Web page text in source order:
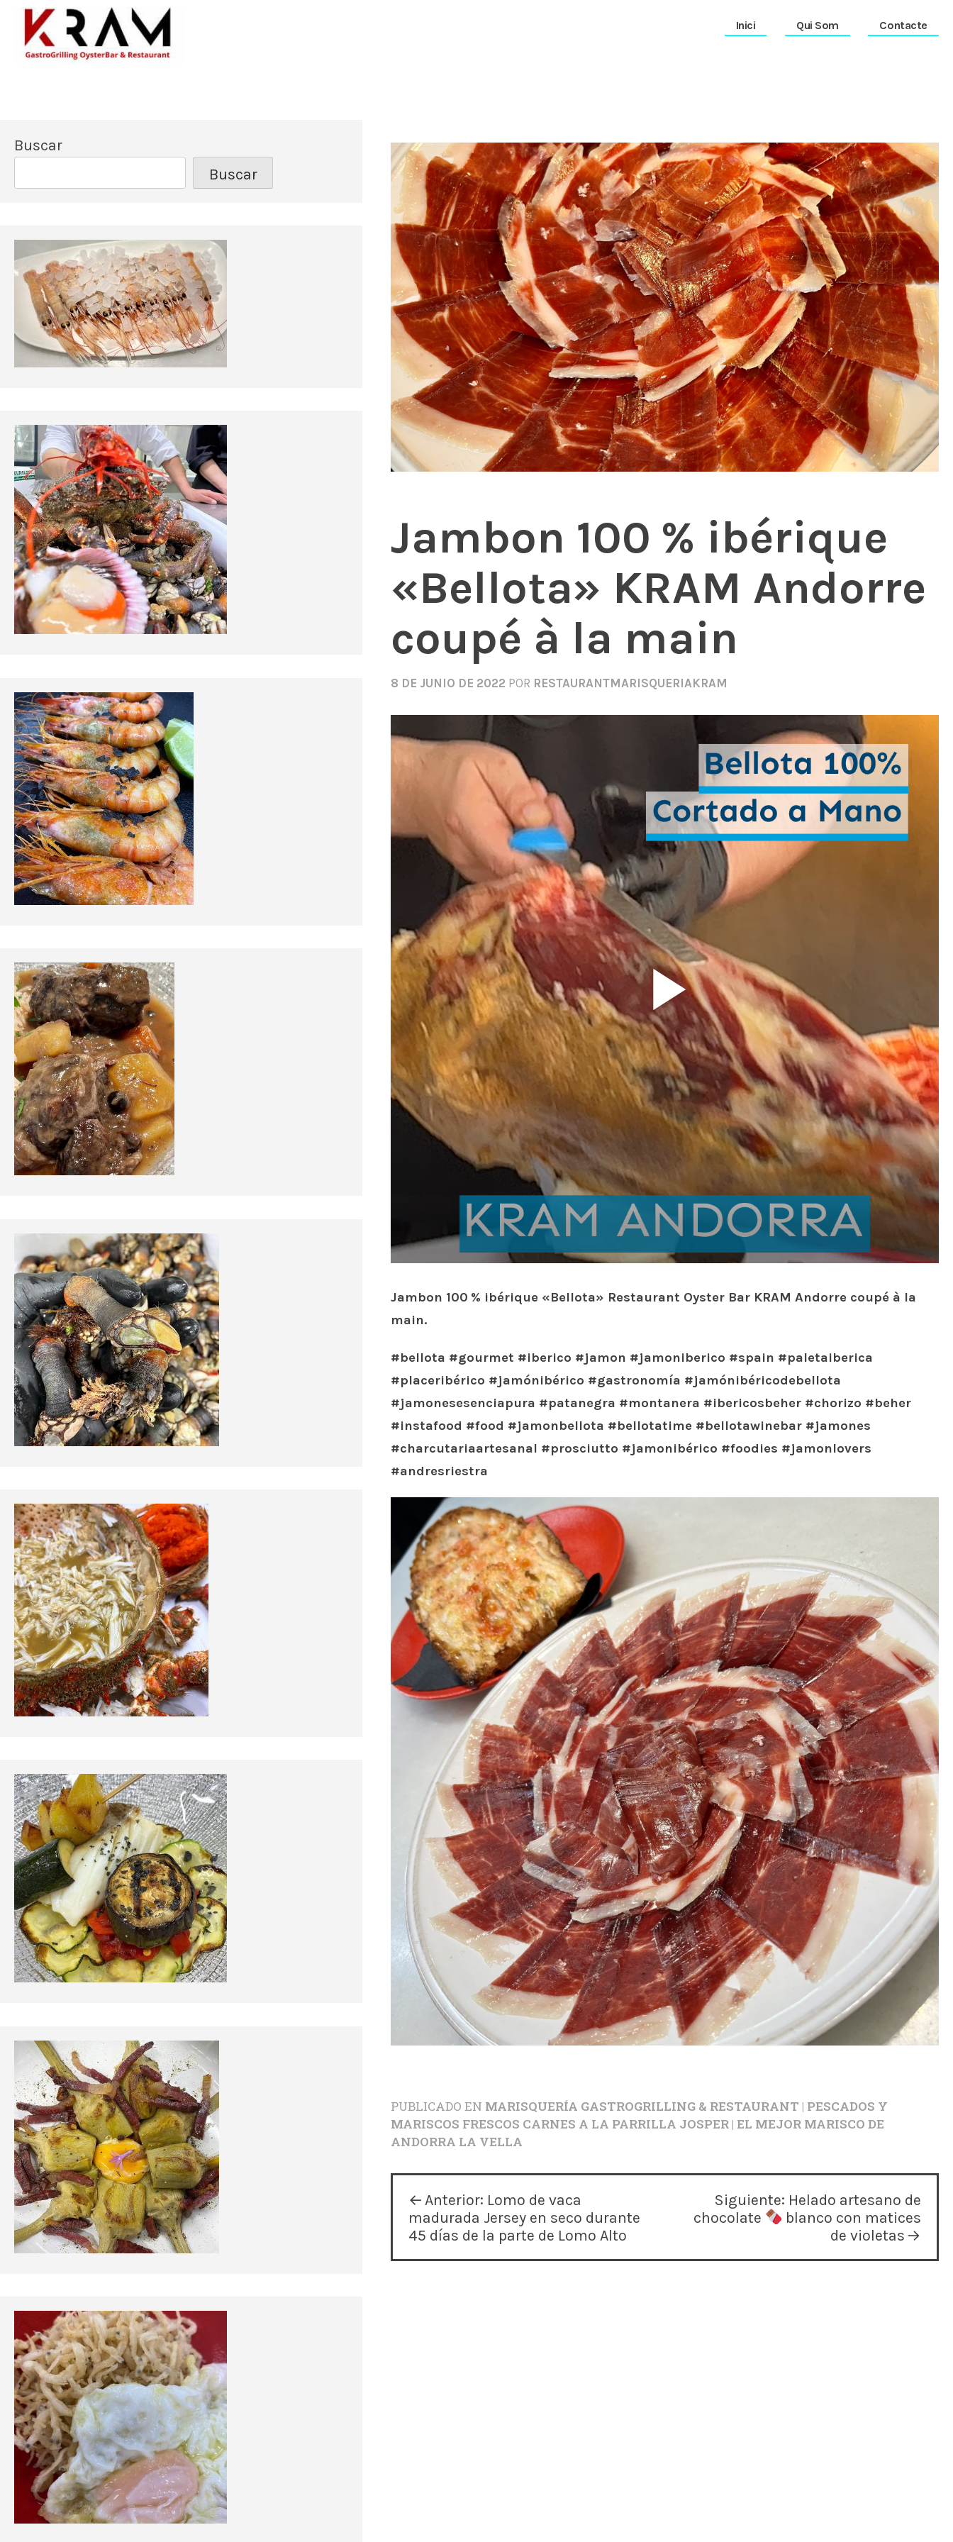
Inici Qui Som Contacte
Jambon 100 % ibérique
«Bellota» KRAM Andorre
coupé à la main
8 DE JUNIO DE 2022 POR RESTAURANTMARISQUERIAKRAM
Jambon 100 % ibérique «Bellota» Restaurant Oyster Bar KRAM Andorre coupé à la
main.
#bellota #gourmet #iberico #jamon #jamoniberico #spain #paletaiberica
#placeribérico #jamónibérico #gastronomía #jamónibéricodebellota
#jamonesesenciapura #patanegra #montanera #ibericosbeher #chorizo #beher
#instafood #food #jamonbellota #bellotatime #bellotawinebar #jamones
#charcutariaartesanal #prosciutto #jamonibérico #foodies #jamonlovers
#andresriestra
PUBLICADO EN MARISQUERÍA GASTROGRILLING & RESTAURANT | PESCADOS Y
MARISCOS FRESCOS CARNES A LA PARRILLA JOSPER | EL MEJOR MARISCO DE
ANDORRA LA VELLA
N
a
Anterior: Lomo de vaca
madurada Jersey en seco durante
45 días de la parte de Lomo Alto
Siguiente: Helado artesano de
chocolate
blanco con matices
de violetas
Buscar
Buscar